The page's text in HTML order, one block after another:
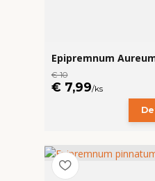
Epipremnum
€ 10
€ 7,99/ks